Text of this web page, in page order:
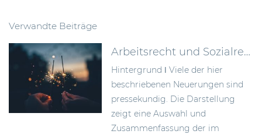
Verwandte Beiträge
Arbeitsrecht und Sozialrecht – mit Neuerungen ins Jahr 2023
Hintergrund ǀ Viele der hier
beschriebenen Neuerungen sind
pressekundig. Die Darstellung
zeigt eine Auswahl und
Zusammenfassung der im